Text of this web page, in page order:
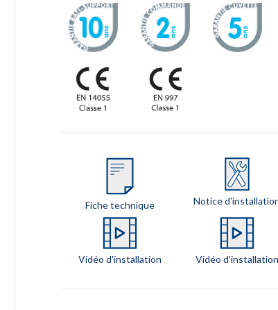
Fiche technique Notice
Vidéo d'installation Vidéo d'installation